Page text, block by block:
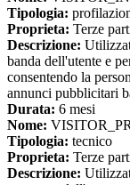
Tipologia:
Proprieta: Terze
Descrizione:
banda dell'utente e
consentendo la
annunci pubblicitari
Durata: 6 mesi
Nome:
Tipologia: tecnico
Proprieta: Terze
Descrizione: